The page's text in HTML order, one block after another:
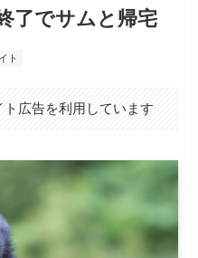
了でサムと帰宅
ト
広告を利用しています